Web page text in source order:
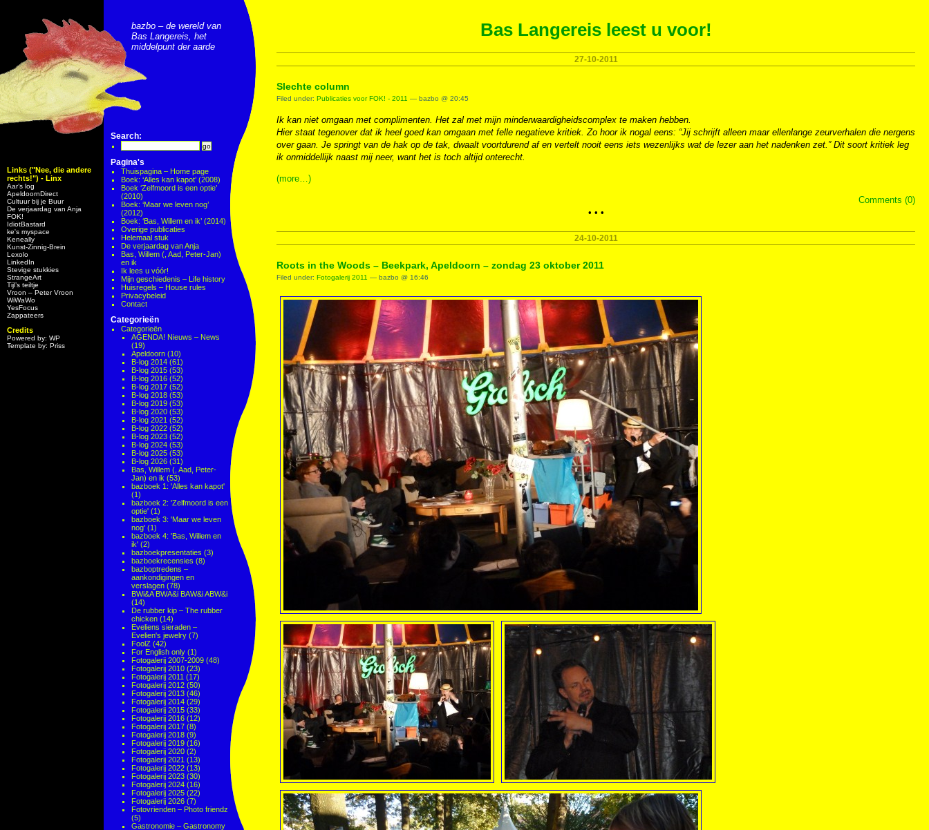
Links ("Nee, die andere
rechts!") - Linx
Aar’s log
ApeldoornDirect
Cultuur bij je Buur
De verjaardag van Anja
FOK!
IdiotBastard
ke's myspace
Keneally
Kunst-Zinnig-Brein
Lexolo
LinkedIn
Stevige stukkies
StrangeArt
Tijl’s teiltje
Vroon – Peter Vroon
WiWaWo
YesFocus
Zappateers
Credits
Powered by: WP
Template by: Priss
bazbo – de wereld van
Bas Langereis, het
middelpunt der aarde
Search:
Pagina's
Thuispagina – Home page
Boek: ‘Alles kan kapot’ (2008)
Boek ‘Zelfmoord is een optie’
(2010)
Boek: ‘Maar we leven nog’
(2012)
Boek: ‘Bas, Willem en ik’ (2014)
Overige publicaties
Helemaal stuk
De verjaardag van Anja
Bas, Willem (, Aad, Peter-Jan)
en ik
Ik lees u vóór!
Mijn geschiedenis – Life history
Huisregels – House rules
Privacybeleid
Contact
Categorieën
Categorieën
AGENDA! Nieuws – News
(19)
Apeldoorn (10)
B-log 2014 (61)
B-log 2015 (53)
B-log 2016 (52)
B-log 2017 (52)
B-log 2018 (53)
B-log 2019 (53)
B-log 2020 (53)
B-log 2021 (52)
B-log 2022 (52)
B-log 2023 (52)
B-log 2024 (53)
B-log 2025 (53)
B-log 2026 (31)
Bas, Willem (, Aad, Peter-
Jan) en ik (53)
bazboek 1: 'Alles kan kapot'
(1)
bazboek 2: 'Zelfmoord is een
optie' (1)
bazboek 3: 'Maar we leven
nog' (1)
bazboek 4: 'Bas, Willem en
ik' (2)
bazboekpresentaties (3)
bazboekrecensies (8)
bazboptredens –
aankondigingen en
verslagen (78)
BWi&A BWA&i BAW&i ABW&i
(14)
De rubber kip – The rubber
chicken (14)
Eveliens sieraden –
Evelien's jewelry (7)
FoolZ (42)
For English only (1)
Fotogalerij 2007-2009 (48)
Fotogalerij 2010 (23)
Fotogalerij 2011 (17)
Fotogalerij 2012 (50)
Fotogalerij 2013 (46)
Fotogalerij 2014 (29)
Fotogalerij 2015 (33)
Fotogalerij 2016 (12)
Fotogalerij 2017 (8)
Fotogalerij 2018 (9)
Fotogalerij 2019 (16)
Fotogalerij 2020 (2)
Fotogalerij 2021 (13)
Fotogalerij 2022 (13)
Fotogalerij 2023 (30)
Fotogalerij 2024 (16)
Fotogalerij 2025 (22)
Fotogalerij 2026 (7)
Fotovrienden – Photo friendz
(5)
Gastronomie – Gastronomy
Bas Langereis leest u voor!
27-10-2011
Slechte column
Filed under: Publicaties voor FOK! - 2011 — bazbo @ 20:45
Ik kan niet omgaan met complimenten. Het zal met mijn minderwaardigheidscomplex te maken hebben.
Hier staat tegenover dat ik heel goed kan omgaan met felle negatieve kritiek. Zo hoor ik nogal eens: “Jij schrijft alleen maar ellenlange zeurverhalen die nergens
over gaan. Je springt van de hak op de tak, dwaalt voortdurend af en vertelt nooit eens iets wezenlijks wat de lezer aan het nadenken zet.” Dit soort kritiek leg
ik onmiddellijk naast mij neer, want het is toch altijd onterecht.
(more…)
Comments (0)
• • •
24-10-2011
Roots in the Woods – Beekpark, Apeldoorn – zondag 23 oktober 2011
Filed under: Fotogalerij 2011 — bazbo @ 16:46